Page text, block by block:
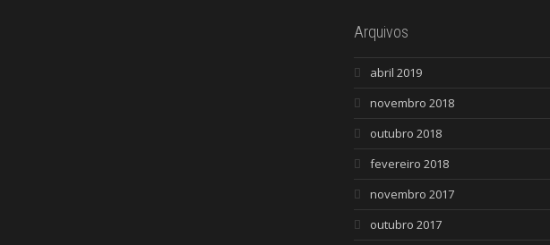
Arquivos
abril 2019
novembro 2018
outubro 2018
fevereiro 2018
novembro 2017
outubro 2017